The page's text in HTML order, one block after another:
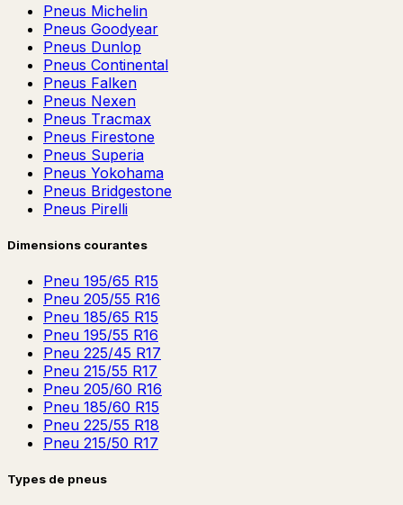
Pneus Michelin
Pneus Goodyear
Pneus Dunlop
Pneus Continental
Pneus Falken
Pneus Nexen
Pneus Tracmax
Pneus Firestone
Pneus Superia
Pneus Yokohama
Pneus Bridgestone
Pneus Pirelli
Dimensions courantes
Pneu 195/65 R15
Pneu 205/55 R16
Pneu 185/65 R15
Pneu 195/55 R16
Pneu 225/45 R17
Pneu 215/55 R17
Pneu 205/60 R16
Pneu 185/60 R15
Pneu 225/55 R18
Pneu 215/50 R17
Types de pneus